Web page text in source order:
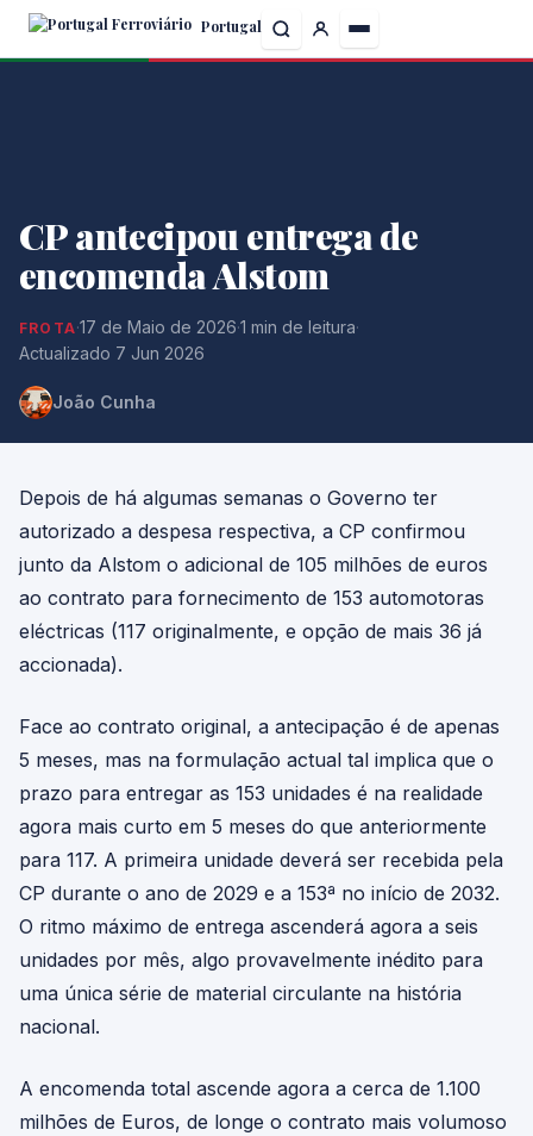
Skip
Portugal
CP antecipou entrega de
encomenda Alstom
FROTA·17 de Maio de 2026·1 min de leitura·
Actualizado 7 Jun 2026
João Cunha
Depois de há algumas semanas o Governo ter
autorizado a despesa respectiva, a CP confirmou
junto da Alstom o adicional de 105 milhões de euros
ao contrato para fornecimento de 153 automotoras
eléctricas (117 originalmente, e opção de mais 36 já
accionada).
Face ao contrato original, a antecipação é de apenas
5 meses, mas na formulação actual tal implica que o
prazo para entregar as 153 unidades é na realidade
agora mais curto em 5 meses do que anteriormente
para 117. A primeira unidade deverá ser recebida pela
CP durante o ano de 2029 e a 153ª no início de 2032.
O ritmo máximo de entrega ascenderá agora a seis
unidades por mês, algo provavelmente inédito para
uma única série de material circulante na história
nacional.
A encomenda total ascende agora a cerca de 1.100
milhões de Euros, de longe o contrato mais volumoso